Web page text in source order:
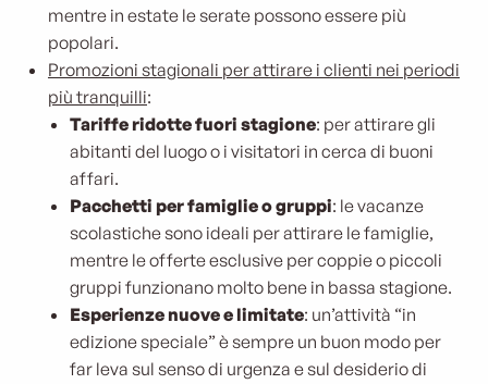
mentre in estate le serate possono essere più
popolari.
Promozioni stagionali per attirare i clienti nei periodi
più tranquilli:
Tariffe ridotte fuori stagione: per attirare gli
abitanti del luogo o i visitatori in cerca di buoni
affari.
Pacchetti per famiglie o gruppi: le vacanze
scolastiche sono ideali per attirare le famiglie,
mentre le offerte esclusive per coppie o piccoli
gruppi funzionano molto bene in bassa stagione.
Esperienze nuove e limitate: un’attività “in
edizione speciale” è sempre un buon modo per
far leva sul senso di urgenza e sul desiderio di